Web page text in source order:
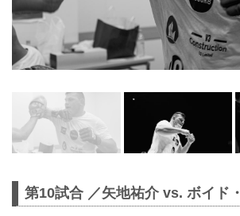
第10試合 ／矢地祐介 vs. ボイド